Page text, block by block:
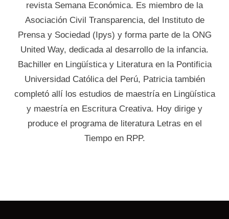
revista Semana Económica. Es miembro de la
Asociación Civil Transparencia, del Instituto de
Prensa y Sociedad (Ipys) y forma parte de la ONG
United Way, dedicada al desarrollo de la infancia.
Bachiller en Lingüística y Literatura en la Pontificia
Universidad Católica del Perú, Patricia también
completó allí los estudios de maestría en Lingüística
y maestría en Escritura Creativa. Hoy dirige y
produce el programa de literatura Letras en el
Tiempo en RPP.